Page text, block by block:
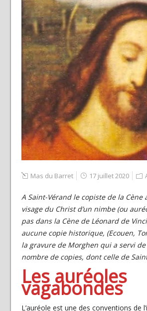
Mas du Barret 17 juillet 2020
A Saint-Vérand le copiste de la Cène
visage du Christ d’un nimbe (ou
pas dans la Cène de Léonard de
aucune copie historique, (Ecouen,
la gravure de Morghen qui a servi
nombre de copies, dont celle de
Les auréoles
vagabondes
L’auréole est une des conventions de